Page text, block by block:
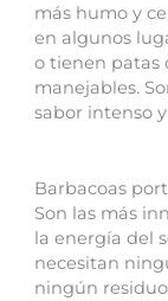
más humo y
en algunos
o tienen patas
manejables.
sabor intenso
Barbacoas
Son las más
la energía del
necesitan
ningún